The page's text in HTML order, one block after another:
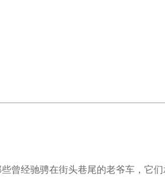
曾经驰骋在街头巷尾的老爷车，它